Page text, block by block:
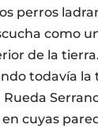
perros
como
de la
todavía la
Rueda
cuyas